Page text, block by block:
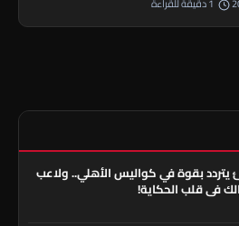
بقوة في كواليس الأهلي.. ولاعب
في قلب الحكاية!